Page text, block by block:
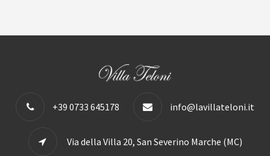
+39 0733 645178 info@lavillateloni.it
Via della Villa 20, San Severino Marche (MC)